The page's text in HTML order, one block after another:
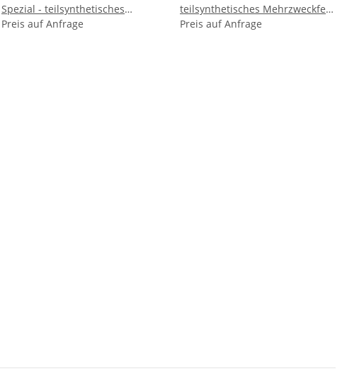
Spezial - teilsynthetisches
Mehrzweckfett - NLGI 2
Preis auf Anfrage
teilsynthetisches Mehrzweckfett
- NLGI 2
Preis auf Anfrage